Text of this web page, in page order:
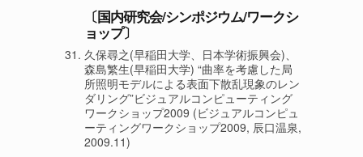
〔国内研究会/シンポジウム/ワークシ
ョップ〕
久保尋之(早稲田大学、日本学術振興会)、
森島繁生(早稲田大学) “曲率を考慮した局
所照明モデルによる表面下散乱現象のレン
ダリング”ビジュアルコンピューティング
ワークショップ2009 (ビジュアルコンピュ
ーティングワークショップ2009, 辰口温泉,
2009.11)